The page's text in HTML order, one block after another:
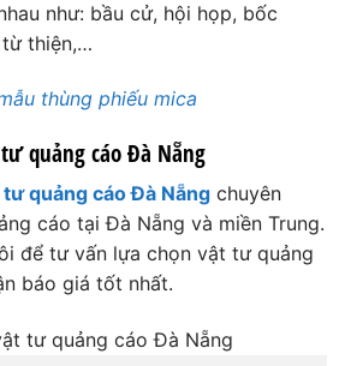
như: bầu cử, hội họp, bốc
thiện,…
thùng phiếu mica
quảng cáo Đà Nẵng
quảng cáo Đà Nẵng chuyên
cáo tại Đà Nẵng và miền Trung.
để tư vấn lựa chọn vật tư quảng
báo giá tốt nhất.